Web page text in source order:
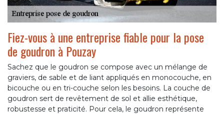
Fiez-vous à une entreprise fiable pour la pose
de goudron à Pouzay
Sachez que le goudron se compose avec un mélange de
graviers, de sable et de liant appliqués en monocouche, en
bicouche ou en tri-couche selon les besoins. La couche de
goudron sert de revêtement de sol et allie esthétique,
robustesse et praticité. Pour cela, le goudron représente